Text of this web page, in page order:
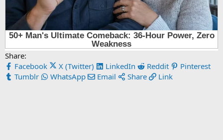
Share:
Facebook
X (Twitter) LinkedIn Reddit
Pinterest
Tumblr
WhatsApp Email Share Link